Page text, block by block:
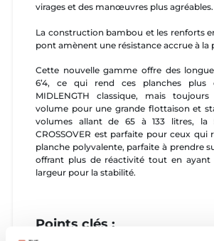
virages et des manœuvres plus agréables.
La construction bambou et les renforts
pont amènent une résistance accrue à la
Cette nouvelle gamme offre des
6’4, ce qui rend ces planches plus
MIDLENGTH classique, mais
volume pour une grande flottaison et
volumes allant de 65 à 133 litres, la
CROSSOVER est parfaite pour ceux qui
planche polyvalente, parfaite à prendre
offrant plus de réactivité tout en
largeur pour la stabilité.
Points clés :